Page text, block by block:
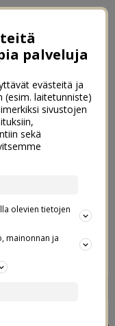
palveluja
evästeitä ja
laitetunniste)
sivustojen
sekä
olevien tietojen
mainonnan ja